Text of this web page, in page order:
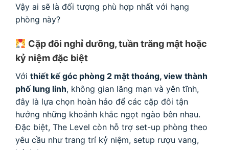
Vậy ai sẽ là đối tượng phù hợp nhất với hạng
phòng này?
Cặp đôi nghỉ dưỡng, tuần trăng mật hoặc
kỷ niệm đặc biệt
Với thiết kế góc phòng 2 mặt thoáng, view thành
phố lung linh, không gian lãng mạn và yên tĩnh,
đây là lựa chọn hoàn hảo để các cặp đôi tận
hưởng những khoảnh khắc ngọt ngào bên nhau.
Đặc biệt, The Level còn hỗ trợ set-up phòng theo
yêu cầu như trang trí kỷ niệm, setup rượu vang,